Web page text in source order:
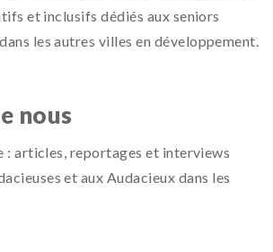
et inclusifs dédiés aux seniors
les autres villes en développement.
nous
: articles, reportages et interviews
et aux Audacieux dans les